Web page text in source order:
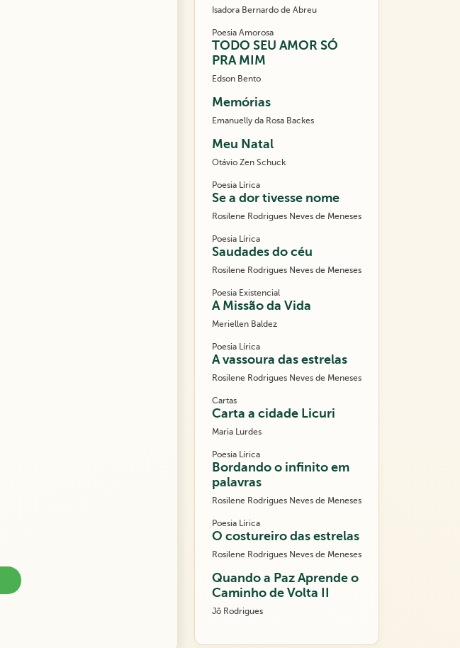
Isadora Bernardo de Abreu
Poesia Amorosa
TODO SEU AMOR SÓ
PRA MIM
Edson Bento
Memórias
Emanuelly da Rosa Backes
Meu Natal
Otávio Zen Schuck
Poesia Lírica
Se a dor tivesse nome
Rosilene Rodrigues Neves de Meneses
Poesia Lírica
Saudades do céu
Rosilene Rodrigues Neves de Meneses
Poesia Existencial
A Missão da Vida
Meriellen Baldez
Poesia Lírica
A vassoura das estrelas
Rosilene Rodrigues Neves de Meneses
Cartas
Carta a cidade Licuri
Maria Lurdes
Poesia Lírica
Bordando o infinito em
palavras
Rosilene Rodrigues Neves de Meneses
Poesia Lírica
O costureiro das estrelas
Rosilene Rodrigues Neves de Meneses
Quando a Paz Aprende o
Caminho de Volta II
Jô Rodrigues